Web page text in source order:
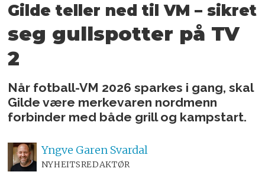
Gilde teller ned til VM – sikret
seg gullspotter på TV
2
Når fotball-VM 2026 sparkes i gang, skal
Gilde være merkevaren nordmenn
forbinder med både grill og kampstart.
Yngve Garen Svardal
NYHEITSREDAKTØR